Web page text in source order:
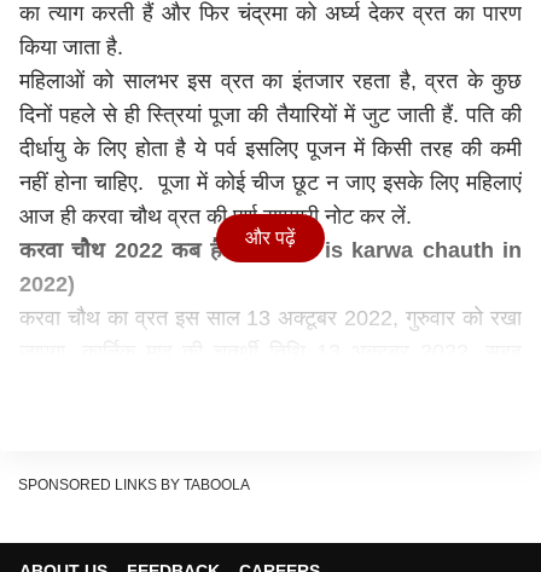
का त्याग करती हैं और फिर चंद्रमा को अर्घ्य देकर व्रत का पारण
किया जाता है.
महिलाओं को सालभर इस व्रत का इंतजार रहता है, व्रत के कुछ
दिनों पहले से ही स्त्रियां पूजा की तैयारियों में जुट जाती हैं. पति की
दीर्धायु के लिए होता है ये पर्व इसलिए पूजन में किसी तरह की कमी
नहीं होना चाहिए. पूजा में कोई चीज छूट न जाए इसके लिए महिलाएं
आज ही करवा चौथ व्रत की पूर्ण सामग्री नोट कर लें.
करवा चौथ 2022 कब है ? (when is karwa chauth in
2022)
करवा चौथ का व्रत इस साल 13 अक्टूबर 2022, गुरुवार को रखा
2022 Moon time)
और पढ़ें
SPONSORED LINKS BY TABOOLA